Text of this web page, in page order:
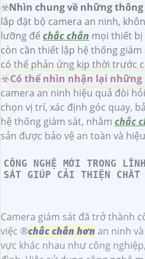
☣️Nhìn chung về những thông
lắp đặt bộ camera an ninh,
lưỡng để chắc chắn mọi thiết bị
còn cần thiết lập hệ thống
có thể phản ứng kịp thời trước
☣️Có thể nhìn nhận lại những
camera an ninh hiệu quả đòi
chọn vị trí, xác định góc quay,
hệ thống giám sát, nhằm chắc
sản được bảo vệ an toàn và
CÔNG NGHỆ MỚI TRONG
SÁT GIÚP CẢI THIỆN CHẤT
Camera giám sát đã trở thành
việc ®️chắc chắn hơn an ninh
vực khác nhau như công